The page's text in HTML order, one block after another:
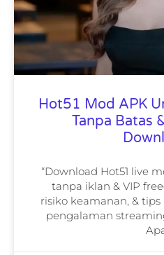
Hot51 Mod APK
Tanpa Batas
“Download Hot51 live
tanpa iklan & VIP
risiko keamanan, &
pengalaman